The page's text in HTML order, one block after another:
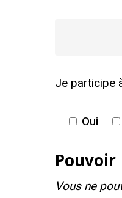
Je participe
Oui
Pouvoir
Vous ne